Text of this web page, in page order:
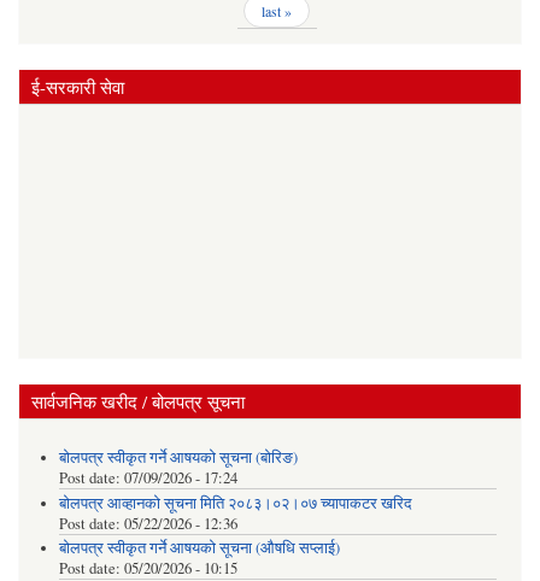
last »
ई-सरकारी सेवा
सार्वजनिक खरीद / बोलपत्र सूचना
बोलपत्र स्वीकृत गर्ने आषयको सूचना (बोरिङ)
Post date: 07/09/2026 - 17:24
बोलपत्र आव्हानको सूचना मिति २०८३।०२।०७ च्यापाकटर खरिद
Post date: 05/22/2026 - 12:36
बोलपत्र स्वीकृत गर्ने आषयको सूचना (औषधि सप्लाई)
Post date: 05/20/2026 - 10:15